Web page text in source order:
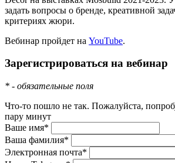
задать вопросы о бренде, креативной
критериях жюри.
Вебинар пройдет на YouTube.
Зарегистрироваться на вебинар
* - обязательные поля
Что-то пошло не так. Пожалуйста,
пару минут
Ваше имя*
Ваша фамилия*
Электронная почта*